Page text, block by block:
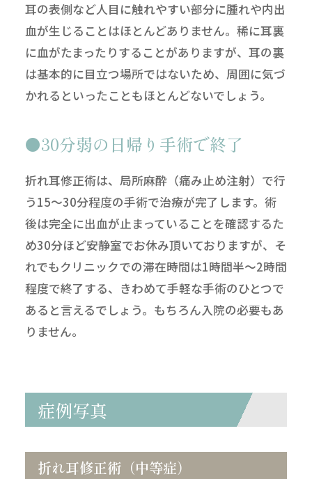
耳の表側など人目に触れやすい部分に腫れや内出
血が生じることはほとんどありません。稀に耳裏
に血がたまったりすることがありますが、耳の裏
は基本的に目立つ場所ではないため、周囲に気づ
かれるといったこともほとんどないでしょう。
30分弱の日帰り手術で終了
折れ耳修正術は、局所麻酔（痛み止め注射）で行
う15～30分程度の手術で治療が完了します。術
後は完全に出血が止まっていることを確認するた
め30分ほど安静室でお休み頂いておりますが、そ
れでもクリニックでの滞在時間は1時間半～2時間
程度で終了する、きわめて手軽な手術のひとつで
あると言えるでしょう。もちろん入院の必要もあ
りません。
症例写真
折れ耳修正術（中等症）